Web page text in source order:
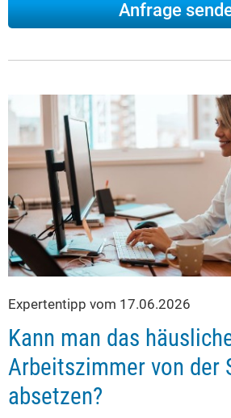
Expertentipp vom 17.06.2026
Kann man das
Arbeitszimmer von der
absetzen?